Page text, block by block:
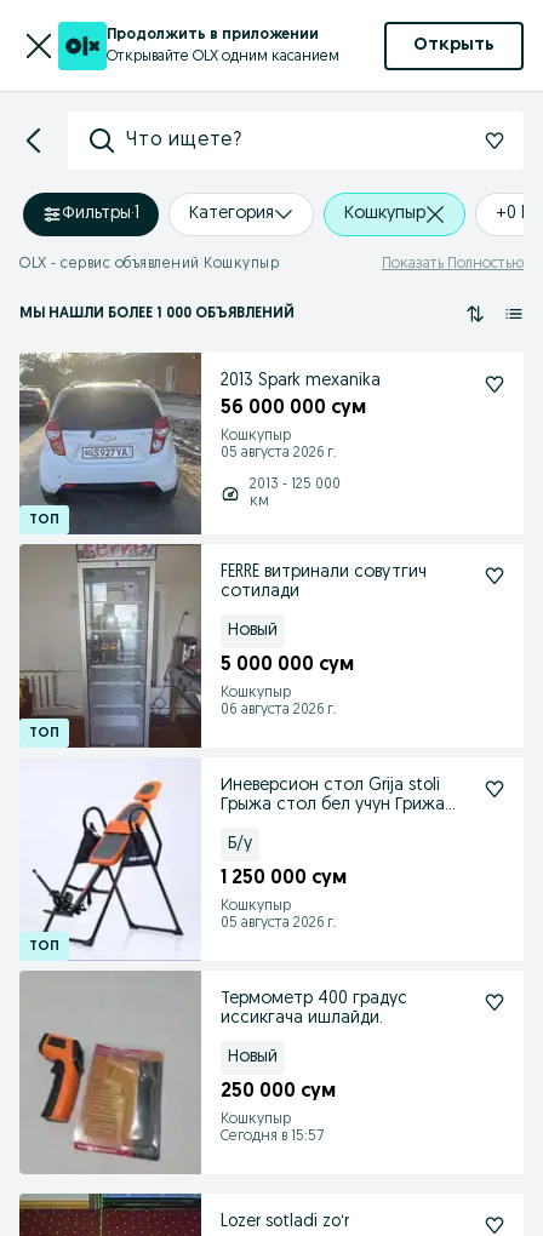
Продолжить в приложении
Открывайте OLX одним касанием
Открыть
Что ищете?
Фильтры·1 Категория Кошкупыр +0
OLX - сервис объявлений Кошкупыр Показать Полностью
МЫ НАШЛИ БОЛЕЕ 1 000 ОБЪЯВЛЕНИЙ
2013 Spark mexanika
56 000 000 сум
Кошкупыр
05 августа 2026 г.
2013 - 125 000
км
FERRE витринали совутгич
сотилади
Новый
5 000 000 сум
Кошкупыр
06 августа 2026 г.
Иневерсион стол Grija stoli
Грыжа стол бел учун Грижа
Б/у
1 250 000 сум
Кошкупыр
05 августа 2026 г.
Термометр 400 градус
иссикгача ишлайди.
Новый
250 000 сум
Кошкупыр
Сегодня в 15:57
Lozer sotladi zoʻr